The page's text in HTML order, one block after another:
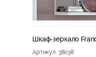
Шкаф-зеркало
Артикул: 38038